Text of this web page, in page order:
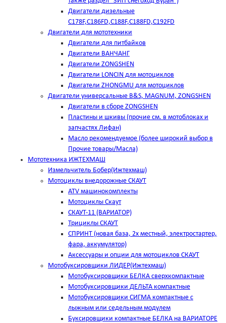
Двигатели дизельные
C178F,С186FD,C188F,C188FD,C192FD
Двигатели для мототехники
Двигатели для питбайков
Двигатели ВАНЧАНГ
Двигатели ZONGSHEN
Двигатели LONCIN для мотоциклов
Двигатели ZHONGMU для мотоциклов
Двигатели универсальные B&S, MAGNUM, ZONGSHEN
Двигатели в сборе ZONGSHEN
Пластины и шкивы (прочие см. в мотоблоках и
запчастях Лифан)
Масло рекомендуемое (более широкий выбор в
Прочие товары/Масла)
Мототехника ИЖТЕХМАШ
Измельчитель Бобер(Ижтехмаш)
Мотоциклы внедорожные СКАУТ
ATV машинокомплекты
Мотоциклы Скаут
СКАУТ-11 (ВАРИАТОР)
Трициклы СКАУТ
СПРИНТ (новая база, 2х местный, электростартер,
фара, аккумулятор)
Аксессуары и опции для мотоциклов СКАУТ
Мотобуксировщики ЛИДЕР(Ижтехмаш)
Мотобуксировщики БЕЛКА сверхкомпактные
Мотобуксировщики ДЕЛЬТА компактные
Мотобуксировщики СИГМА компактные с
лыжным или седельным модулем
Буксировщики компактные БЕЛКА на ВАРИАТОРЕ